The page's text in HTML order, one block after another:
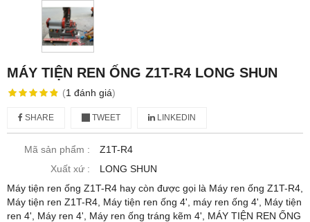
MÁY TIỆN REN ỐNG Z1T-R4 LONG SHUN
(1 đánh giá)
SHARE TWEET LINKEDIN
Mã sản phẩm :
Z1T-R4
Xuất xứ :
LONG SHUN
Máy tiện ren ống Z1T-R4 hay còn được gọi là Máy ren ống Z1T-R4,
Máy tiện ren Z1T-R4, Máy tiện ren ống 4', máy ren ống 4', Máy tiện
ren 4', Máy ren 4', Máy ren ống tráng kẽm 4', MÁY TIỆN REN ỐNG